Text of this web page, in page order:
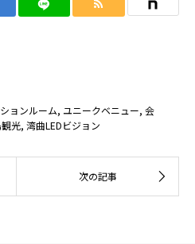
ョンルーム, ユニークベニュー, 会
光, 湾曲LEDビジョン